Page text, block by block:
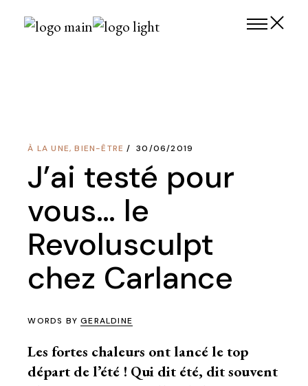
À LA UNE,BIEN-ÊTRE 30/06/2019
J’ai testé pour
vous… le
Revolusculpt
chez Carlance
WORDS BYGERALDINE
Les fortes chaleurs ont lancé le top
départ de l’été ! Qui dit été, dit souvent